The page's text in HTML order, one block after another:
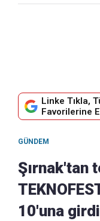
Linke Tıkla,
Favorilerine
GÜNDEM
Şırnak'tan
10'una girdi